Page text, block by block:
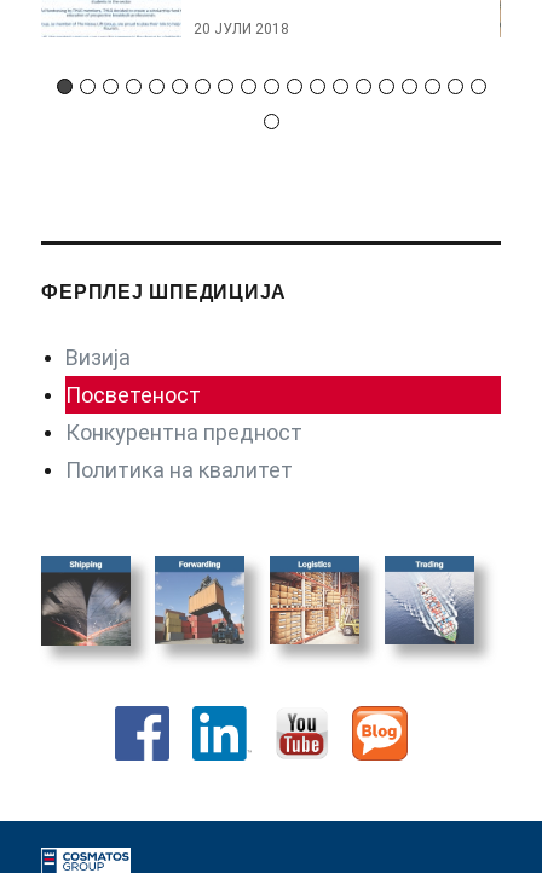
20 ЈУЛИ 2018
ФЕРПЛЕЈ ШПЕДИЦИЈА
Визија
Посветеност
Конкурентна предност
Политика на квалитет